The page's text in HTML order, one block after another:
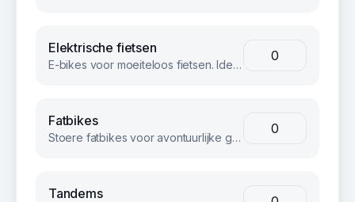
Elektrische fietsen
E-bikes voor moeiteloos fietsen. Ideaal voor langere afstanden of heuvelachtig terrein.
Fatbikes
Stoere fatbikes voor avontuurlijke groepen. Geschikt voor strand, bos en terrein.
Tandems